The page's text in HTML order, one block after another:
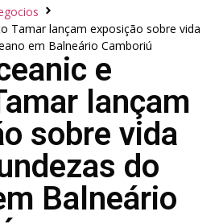
Tamar lançam exposição sobre vida
em Balneário Camboriú
e
lançam
sobre vida
do
Balneário